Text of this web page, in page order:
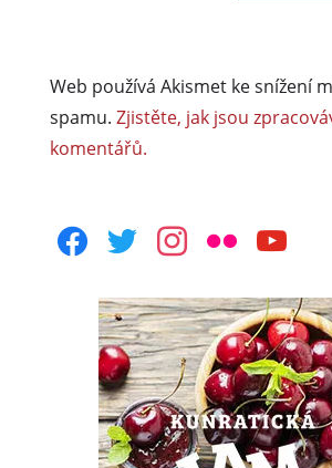
Web používá Akismet ke snížení
spamu. Zjistěte, jak jsou
komentářů.
facebooktwitterinstagram
flickr youtube